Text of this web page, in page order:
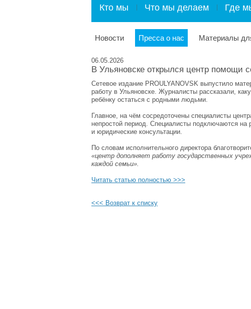
Кто мы Что мы делаем Где
Новости Пресса о нас Материалы
06.05.2026
В Ульяновске открылся центр помощи
Сетевое издание PROULYANOVSK выпустило
работу в Ульяновске. Журналисты рассказали,
ребёнку остаться с родными людьми.
Главное, на чём сосредоточены специалисты
непростой период. Специалисты подключаются на
и юридические консультации.
По словам исполнительного директора
«центр дополняет работу государственных
каждой семьи».
Читать статью полностью >>>
<<< Возврат к списку